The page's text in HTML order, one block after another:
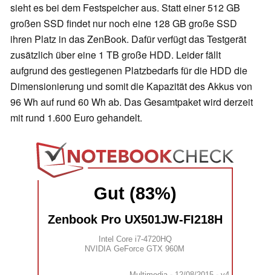
sieht es bei dem Festspeicher aus. Statt einer 512 GB
großen SSD findet nur noch eine 128 GB große SSD
ihren Platz in das ZenBook. Dafür verfügt das Testgerät
zusätzlich über eine 1 TB große HDD. Leider fällt
aufgrund des gestiegenen Platzbedarfs für die HDD die
Dimensionierung und somit die Kapazität des Akkus von
96 Wh auf rund 60 Wh ab. Das Gesamtpaket wird derzeit
mit rund 1.600 Euro gehandelt.
Gut (83%)
Zenbook Pro UX501JW-FI218H
Intel Core i7-4720HQ
NVIDIA GeForce GTX 960M